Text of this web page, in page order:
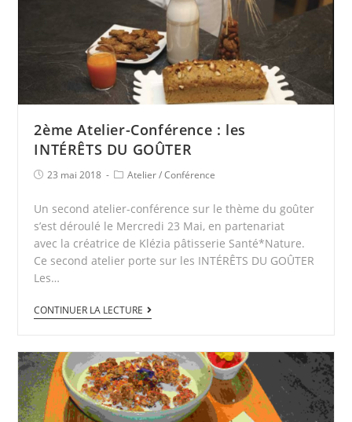
2ème Atelier-Conférence : les
INTÉRÊTS DU GOÛTER
23 mai 2018 Atelier / Conférence
Un second atelier-conférence sur le thème du goûter
s’est déroulé le Mercredi 23 Mai, en partenariat
avec la créatrice de Klézia pâtisserie Santé*Nature.
Ce second atelier porte sur les INTÉRÊTS DU GOÛTER
Les…
CONTINUER LA LECTURE